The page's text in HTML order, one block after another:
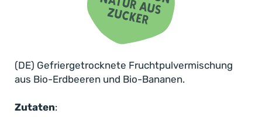
Dein täglicher Fruchtmoment – einfach,
lecker und natürlich
Die Kombination aus süß-fruchtiger Erdbeere und
mild-cremiger Banane ist ein absoluter Klassiker –
und nicht nur geschmacklich ein Dream-Team,
sondern auch voller wertvoller Vitamine,
Erdbeer-Bananen-Fruchtpulver verwenden wir
(DE) Gefriergetrocknete Fruchtpulvermischung
aus Bio-Erdbeeren und Bio-Bananen.
Zutaten: